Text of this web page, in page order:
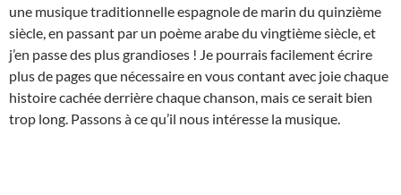
une musique traditionnelle espagnole de marin du quinzième
siècle, en passant par un poème arabe du vingtième siècle, et
j’en passe des plus grandioses ! Je pourrais facilement écrire
plus de pages que nécessaire en vous contant avec joie chaque
histoire cachée derrière chaque chanson, mais ce serait bien
trop long. Passons à ce qu’il nous intéresse la musique.